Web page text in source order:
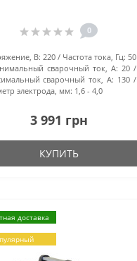
0
В: 220 Частота тока, Гц: 50
сварочный ток, А: 20
сварочный ток, А: 130
электрода, мм: 1,6 - 4,0
3 991 грн
КУПИТЬ
доставка